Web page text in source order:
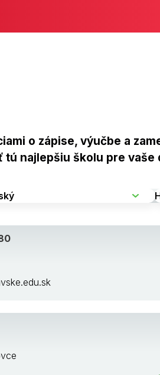
o zápise, výučbe a
tú najlepšiu školu pre vaše